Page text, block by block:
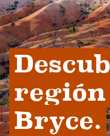
región
Bryce.